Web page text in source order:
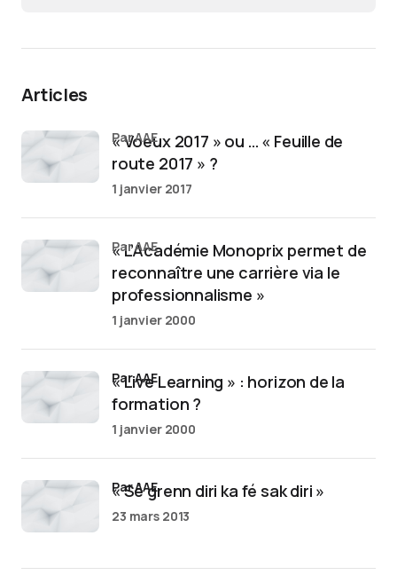
Articles
« Voeux 2017 » ou … « Feuille de
route 2017 » ?
par AAE
1 janvier 2017
« L’Académie Monoprix permet de
reconnaître une carrière via le
professionnalisme »
par AAE
1 janvier 2000
« Live Learning » : horizon de la
formation ?
par AAE
1 janvier 2000
« Sé grenn diri ka fé sak diri »
par AAE
23 mars 2013